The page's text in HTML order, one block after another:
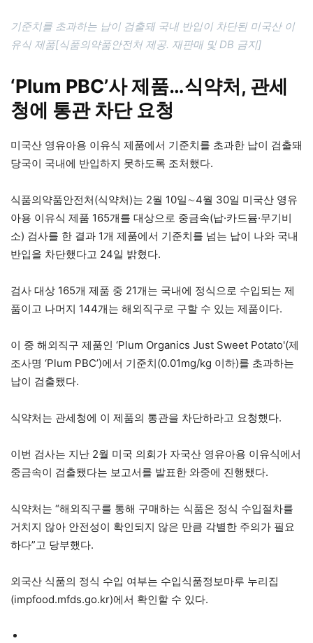
기준치를 초과하는 납이 검출돼 국내 반입이 차단된 미국산 이
유식 제품[식품의약품안전처 제공. 재판매 및 DB 금지]
‘Plum PBC’사 제품…식약처, 관세
청에 통관 차단 요청
미국산 영유아용 이유식 제품에서 기준치를 초과한 납이 검출돼
당국이 국내에 반입하지 못하도록 조처했다.
식품의약품안전처(식약처)는 2월 10일∼4월 30일 미국산 영유
아용 이유식 제품 165개를 대상으로 중금속(납·카드뮴·무기비
소) 검사를 한 결과 1개 제품에서 기준치를 넘는 납이 나와 국내
반입을 차단했다고 24일 밝혔다.
검사 대상 165개 제품 중 21개는 국내에 정식으로 수입되는 제
품이고 나머지 144개는 해외직구로 구할 수 있는 제품이다.
이 중 해외직구 제품인 ‘Plum Organics Just Sweet Potato'(제
조사명 ‘Plum PBC’)에서 기준치(0.01mg/kg 이하)를 초과하는
납이 검출됐다.
식약처는 관세청에 이 제품의 통관을 차단하라고 요청했다.
이번 검사는 지난 2월 미국 의회가 자국산 영유아용 이유식에서
중금속이 검출됐다는 보고서를 발표한 와중에 진행됐다.
식약처는 “해외직구를 통해 구매하는 식품은 정식 수입절차를
거치지 않아 안전성이 확인되지 않은 만큼 각별한 주의가 필요
하다”고 당부했다.
외국산 식품의 정식 수입 여부는 수입식품정보마루 누리집
(impfood.mfds.go.kr)에서 확인할 수 있다.